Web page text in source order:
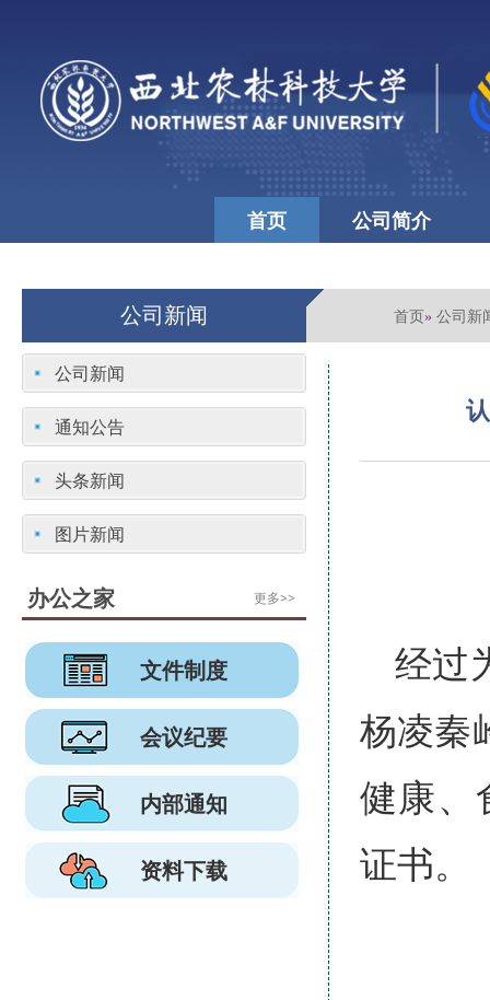
首页
公司简介
公司新闻 首页» 公司新
公司新闻
通知公告
头条新闻
图片新闻
更多>>
办公之家
文件制度
会议纪要
内部通知
资料下载
经过
杨凌秦
健康、
证书。